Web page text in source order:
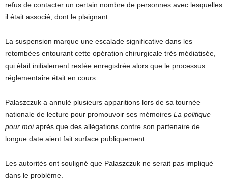
refus de contacter un certain nombre de personnes avec lesquelles
il était associé, dont le plaignant.
La suspension marque une escalade significative dans les
retombées entourant cette opération chirurgicale très médiatisée,
qui était initialement restée enregistrée alors que le processus
réglementaire était en cours.
Palaszczuk a annulé plusieurs apparitions lors de sa tournée
nationale de lecture pour promouvoir ses mémoires La politique
pour moiaprès que des allégations contre son partenaire de
longue date aient fait surface publiquement.
Les autorités ont souligné que Palaszczuk ne serait pas impliqué
dans le problème.